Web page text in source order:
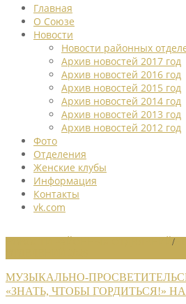
Главная
О Союзе
Новости
Новости районных
Архив новостей 2017 год
Архив новостей 2016 год
Архив новостей 2015 год
Архив новостей 2014 год
Архив новостей 2013 год
Архив новостей 2012 год
Фото
Отделения
Женские клубы
Информация
Контакты
vk.com
/
МУЗЫКАЛЬНО-
«ЗНАТЬ, ЧТОБЫ ГОРДИТЬСЯ!»